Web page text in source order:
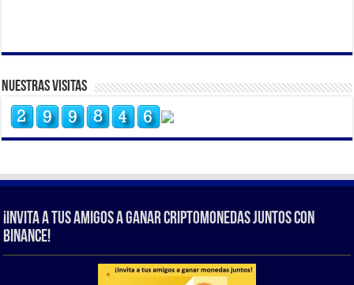
Nuestras Visitas
¡Invita a tus amigos a ganar criptomonedas juntos con
Binance!